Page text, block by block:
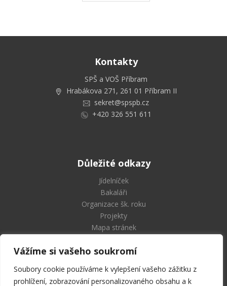
Vážíme si vašeho soukromí
Soubory cookie používáme k vylepšení vašeho zážitku z
prohlížení, zobrazování personalizovaného obsahu a k
Kontakty
SPŠ a VOŠ Příbram
Hrabákova 271, 261 01 Příbram II
sekret@spspb.cz
+420 326 551 611
Důležité odkazy
Jídelníček
Bakaláři
Organizace šk. roku
Projekty
Mapa stránek
Střední průmyslová škola
a Vyšší odborná škola Příbram